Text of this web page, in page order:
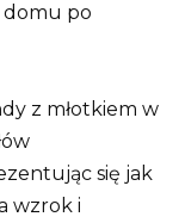
domu po
z młotkiem w
się jak
wzrok i